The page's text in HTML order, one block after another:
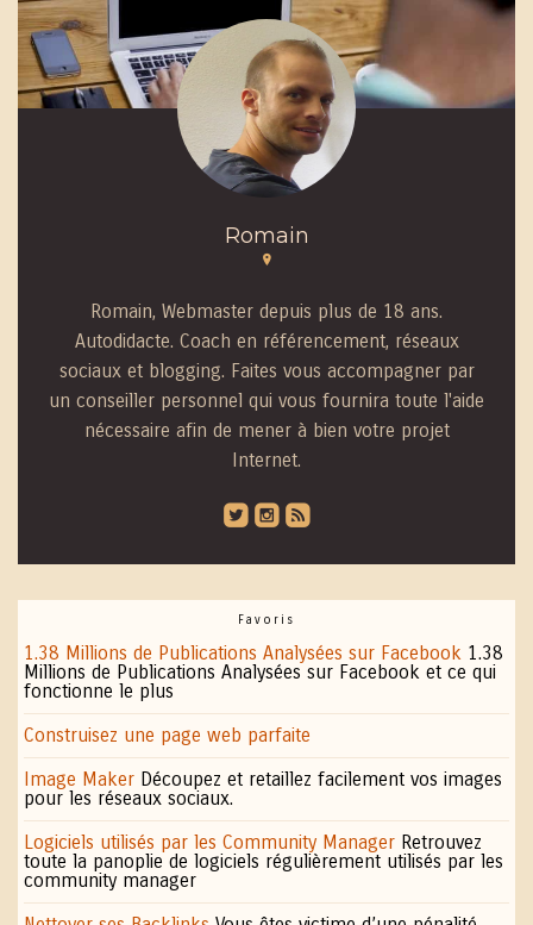
Romain
Romain, Webmaster depuis plus de 18 ans.
Autodidacte. Coach en référencement, réseaux
sociaux et blogging. Faites vous accompagner par
un conseiller personnel qui vous fournira toute l'aide
nécessaire afin de mener à bien votre projet
Internet.
roundedtwitterbird roundedinstagram roundedblip
Favoris
1.38 Millions de Publications Analysées sur Facebook 1.38
Millions de Publications Analysées sur Facebook et ce qui
fonctionne le plus
Construisez une page web parfaite
Image Maker Découpez et retaillez facilement vos images
pour les réseaux sociaux.
Logiciels utilisés par les Community Manager Retrouvez
toute la panoplie de logiciels régulièrement utilisés par les
community manager